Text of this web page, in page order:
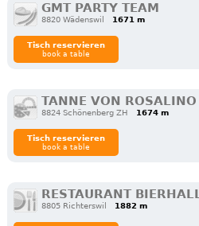
GMT PARTY TEAM
8820 Wädenswil 1671 m
Tisch reservieren
book a table
TANNE VON ROSALINO
8824 Schönenberg ZH 1674 m
Tisch reservieren
book a table
RESTAURANT
8805 Richterswil 1882 m